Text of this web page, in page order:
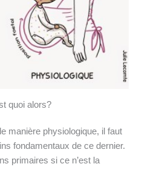
quoi alors?
manière physiologique, il faut
fondamentaux de ce dernier.
primaires si ce n’est la